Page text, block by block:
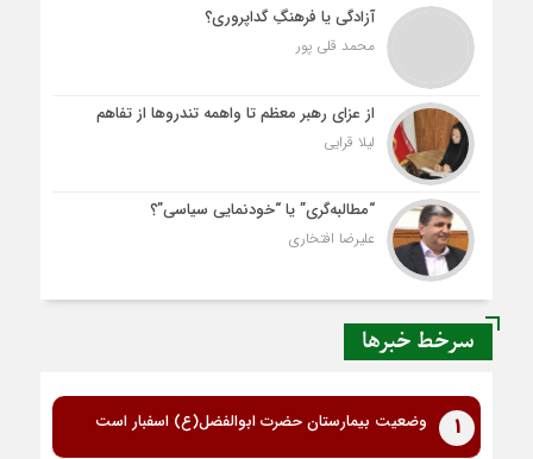
آزادگی یا فرهنگِ گداپروری؟
محمد قلی پور
از عزای رهبر معظم تا واهمه تندروها از تفاهم
لیلا قرایی
“مطالبه‌گری” یا “خودنمایی سیاسی”؟
علیرضا افتخاری
سرخط خبرها
1 وضعیت بیمارستان حضرت ابوالفضل(ع) اسفبار است